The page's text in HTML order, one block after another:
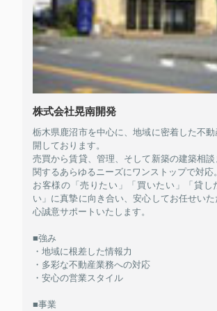
株式会社晃南開発
栃木県鹿沼市を中心に、地域に密着した不
開しております。
売買から賃貸、管理、そして新築の建築相
関するあらゆるニーズにワンストップで対応。
お客様の「売りたい」「買いたい」「貸し
い」に真摯に向き合い、安心してお任せい
心誠意サポートいたします。
■強み
・地域に根差した情報力
・多彩な不動産業務への対応
・安心の営業スタイル
■事業